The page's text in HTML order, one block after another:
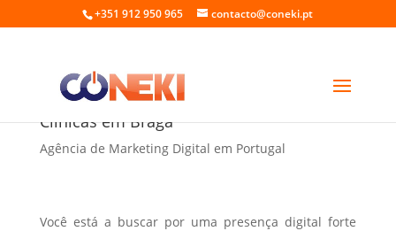
+351 912 950 965 contacto@coneki.pt
Criar site para Laboratório de Análises
Clínicas em Braga
Agência de Marketing Digital em Portugal
Você está a buscar por uma presença digital forte